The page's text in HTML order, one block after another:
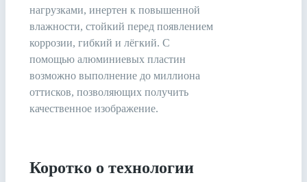
нагрузками, инертен к повышенной
влажности, стойкий перед появлением
коррозии, гибкий и лёгкий. С
помощью алюминиевых пластин
возможно выполнение до миллиона
оттисков, позволяющих получить
качественное изображение.
Коротко о технологии